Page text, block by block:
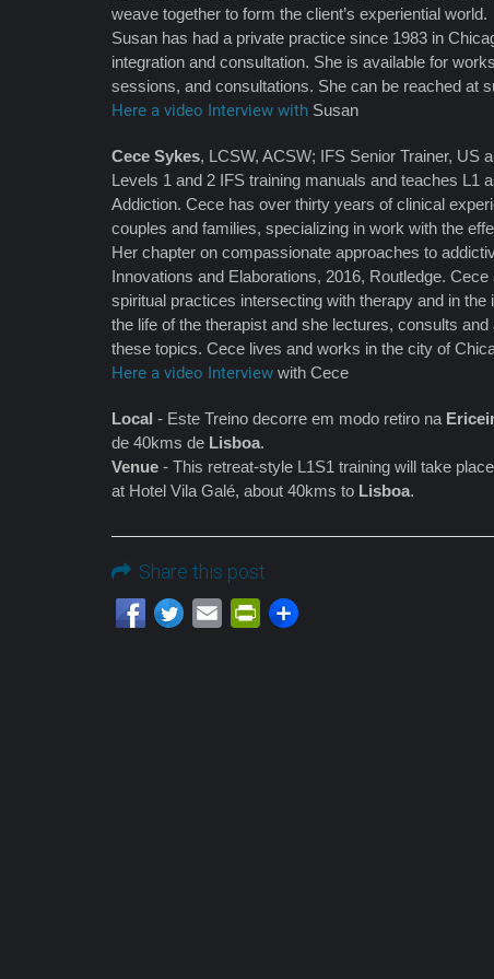
weave together to form the client’s experiential world.
Susan has had a private practice since 1983 in
integration and consultation. She is available for
sessions, and consultations. She can be reached at
Here a video Interview with Susan
Cece Sykes, LCSW, ACSW; IFS Senior Trainer, US
Levels 1 and 2 IFS training manuals and teaches L1
Addiction. Cece has over thirty years of clinical
couples and families, specializing in work with the
Her chapter on compassionate approaches to
Innovations and Elaborations, 2016, Routledge.
spiritual practices intersecting with therapy and in
the life of the therapist and she lectures, consults
these topics. Cece lives and works in the city of
Here a video Interview with Cece
Local - Este Treino decorre em modo retiro na
de 40kms de Lisboa.
Venue - This retreat-style L1S1 training will take
at Hotel Vila Galé, about 40kms to Lisboa.
Share this post
Email PrintFriendly